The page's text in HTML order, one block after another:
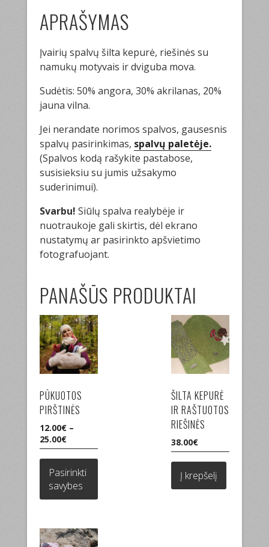
APRAŠYMAS
Įvairių spalvų šilta kepurė, riešinės su
namukų motyvais ir dviguba mova.
Sudėtis: 50% angora, 30% akrilanas, 20%
jauna vilna.
Jei nerandate norimos spalvos, gausesnis
spalvų pasirinkimas, spalvų paletėje.
(Spalvos kodą rašykite pastabose,
susisieksiu su jumis užsakymo
suderinimui).
Svarbu! Siūlų spalva realybėje ir
nuotraukoje gali skirtis, dėl ekrano
nustatymų ar pasirinkto apšvietimo
fotografuojant.
PANAŠŪS PRODUKTAI
PŪKUOTOS
PIRŠTINĖS
12.00€ –
25.00€
Pasirinkti
savybes
options
ŠILTA KEPURĖ
IR RAŠTUOTOS
RIEŠINĖS
38.00€
Į krepšelį